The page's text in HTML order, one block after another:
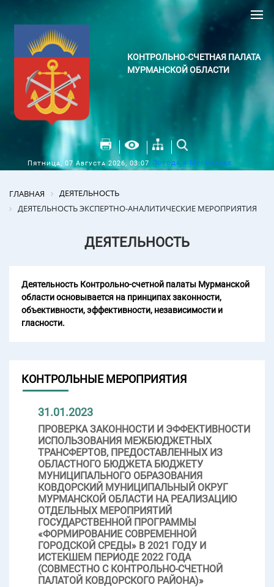
КОНТРОЛЬНО-СЧЕТНАЯ ПАЛАТА
МУРМАНСКОЙ ОБЛАСТИ
Пятница, 07 Августа 2026, 03:07 Погода в Мурманске
ГЛАВНАЯ
ДЕЯТЕЛЬНОСТЬ
ДЕЯТЕЛЬНОСТЬ ЭКСПЕРТНО-АНАЛИТИЧЕСКИЕ МЕРОПРИЯТИЯ
ДЕЯТЕЛЬНОСТЬ
Деятельность Контрольно-счетной палаты Мурманской
области основывается на принципах законности,
объективности, эффективности, независимости и
гласности.
КОНТРОЛЬНЫЕ МЕРОПРИЯТИЯ
31.01.2023
ПРОВЕРКА ЗАКОННОСТИ И ЭФФЕКТИВНОСТИ
ИСПОЛЬЗОВАНИЯ МЕЖБЮДЖЕТНЫХ
ТРАНСФЕРТОВ, ПРЕДОСТАВЛЕННЫХ ИЗ
ОБЛАСТНОГО БЮДЖЕТА БЮДЖЕТУ
МУНИЦИПАЛЬНОГО ОБРАЗОВАНИЯ
КОВДОРСКИЙ МУНИЦИПАЛЬНЫЙ ОКРУГ
МУРМАНСКОЙ ОБЛАСТИ НА РЕАЛИЗАЦИЮ
ОТДЕЛЬНЫХ МЕРОПРИЯТИЙ
ГОСУДАРСТВЕННОЙ ПРОГРАММЫ
«ФОРМИРОВАНИЕ СОВРЕМЕННОЙ
ГОРОДСКОЙ СРЕДЫ» В 2021 ГОДУ И
ИСТЕКШЕМ ПЕРИОДЕ 2022 ГОДА
(СОВМЕСТНО С КОНТРОЛЬНО-СЧЕТНОЙ
ПАЛАТОЙ КОВДОРСКОГО РАЙОНА)»